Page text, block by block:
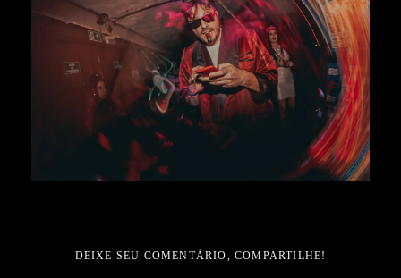
DEIXE SEU COMENTÁRIO, COMPARTILHE!